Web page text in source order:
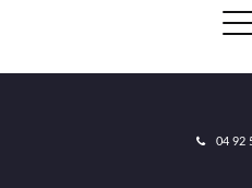
04 92